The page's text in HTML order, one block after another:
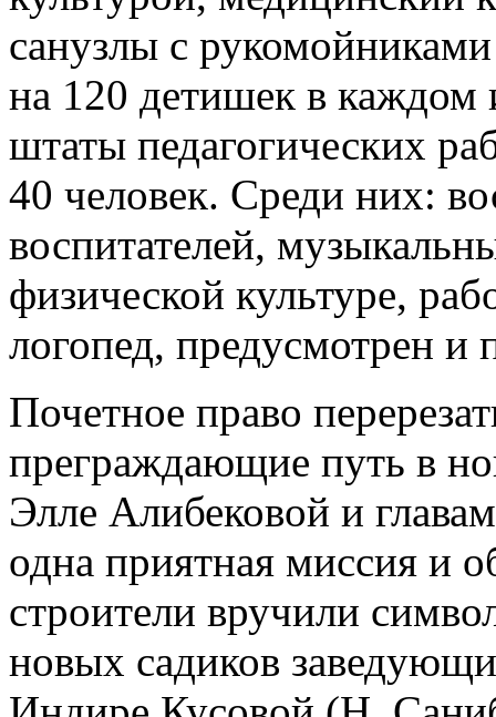
санузлы с
на 120 детишек в каждом
штаты педагогических
40 человек. Среди них:
воспитателей,
физической культуре,
логопед, предусмотрен и
Почетное право
преграждающие путь в
Элле Алибековой и
одна приятная миссия и
строители вручили
новых садиков